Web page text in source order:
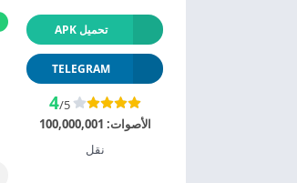
تحميل APK
TELEGRAM
4/5
الأصوات: 100,000,001
نقل